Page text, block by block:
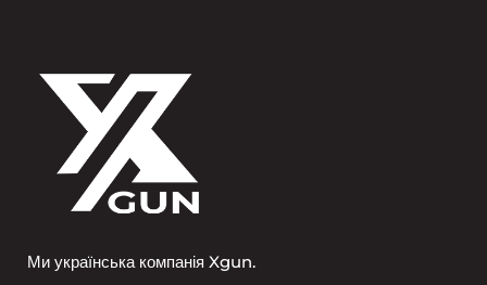
Ми українська компанія Xgun.